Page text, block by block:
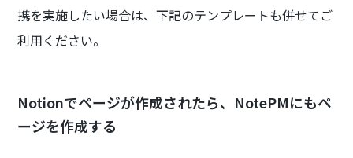
携を実施したい場合は、下記のテンプレートも併せてご
利用ください。
Notionでページが作成されたら、NotePMにもペ
ージを作成する